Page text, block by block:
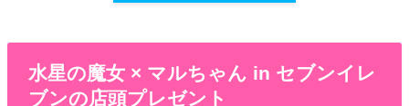
水星の魔女 × マルちゃん in セブンイレ
ブンの店頭プレゼント